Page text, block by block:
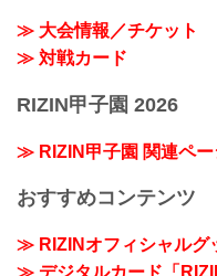
≫ 大会情報／チケット
≫ 対戦カード
RIZIN甲子園 2026
≫ RIZIN甲子園 関連ペー
おすすめコンテンツ
≫ RIZINオフィシャルグ
≫ デジタルカード「